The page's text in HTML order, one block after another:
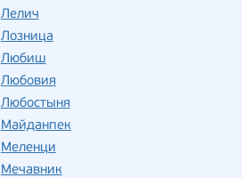
Лелич
Лозница
Любиш
Любовия
Любостыня
Майданпек
Меленци
Мечавник